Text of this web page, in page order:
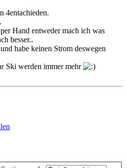
4entachieden.
Hand entweder mach ich was
besser..
habe keinen Strom deswegen
Ski werden immer mehr